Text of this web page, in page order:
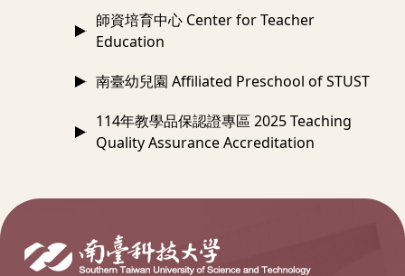
師資培育中心 Center for Teacher
Education
南臺幼兒園 Affiliated Preschool of STUST
114年教學品保認證專區 2025 Teaching
Quality Assurance Accreditation